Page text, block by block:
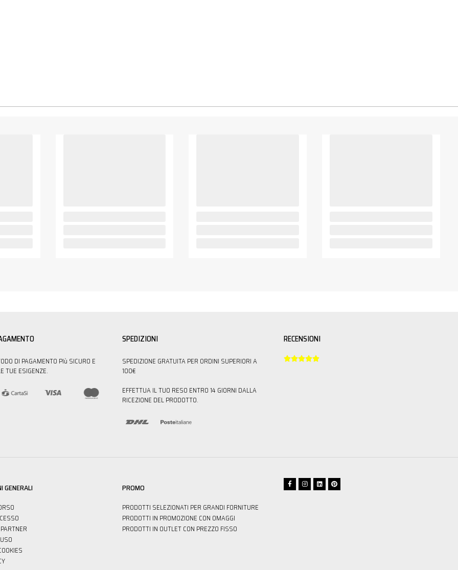
DI PAGAMENTO PIù SICURO E
TUE ESIGENZE.
SPEDIZIONI
SPEDIZIONE GRATUITA PER ORDINI SUPERIORI A
100€
EFFETTUA IL TUO RESO ENTRO 14 GIORNI DALLA
RICEZIONE DEL PRODOTTO.
RECENSIONI

GENERALI PROMO
PRODOTTI SELEZIONATI PER GRANDI FORNITURE
PRODOTTI IN PROMOZIONE CON OMAGGI
PRODOTTI IN OUTLET CON PREZZO FISSO